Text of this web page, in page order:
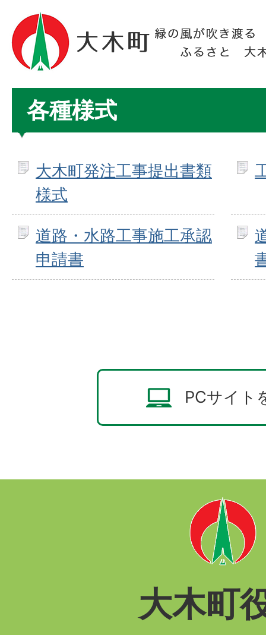
各種様式
大木町発注工事提出書類
様式
道路・水路工事施工承認
申請書
PCサイト
大木町